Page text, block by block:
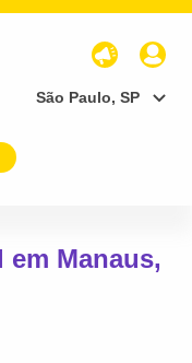
São Paulo, SP
Manaus,